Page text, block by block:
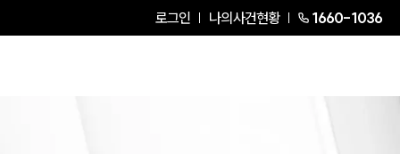
로그인 나의사건현황 1660-1036